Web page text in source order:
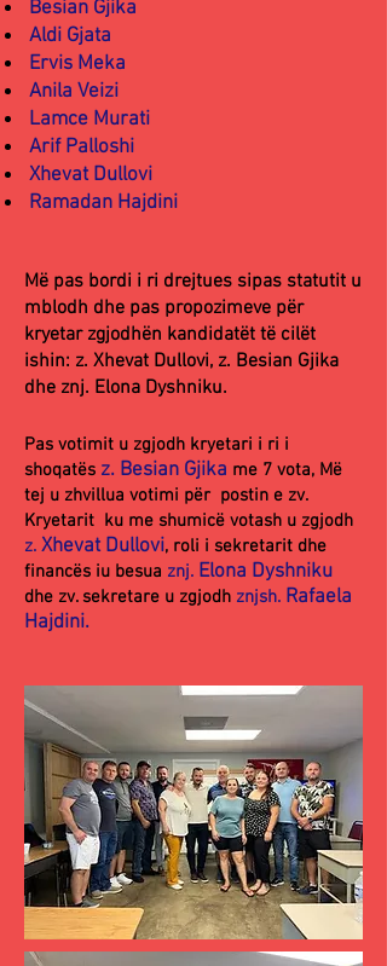
Besian Gjika
Aldi Gjata
Ervis Meka
Anila Veizi
Lamce Murati
Arif Palloshi
Xhevat Dullovi
Ramadan Hajdini
Më pas bordi i ri drejtues sipas statutit u
mblodh dhe pas propozimeve për
kryetar zgjodhën kandidatët të cilët
ishin: z. Xhevat Dullovi, z. Besian Gjika
dhe znj. Elona Dyshniku.
Pas votimit u zgjodh kryetari i ri i
shoqatës z. Besian Gjika me 7 vota, Më
tej u zhvillua votimi për postin e zv.
Kryetarit ku me shumicë votash u zgjodh
z. Xhevat Dullovi, roli i sekretarit dhe
financës iu besua znj. Elona Dyshniku
dhe zv. sekretare u zgjodh znjsh. Rafaela
Hajdini.